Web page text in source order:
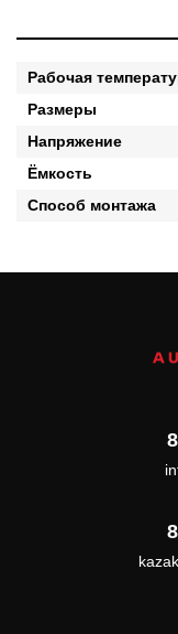
Рабочая
Размеры
Напряжение
Ёмкость
Способ монтажа